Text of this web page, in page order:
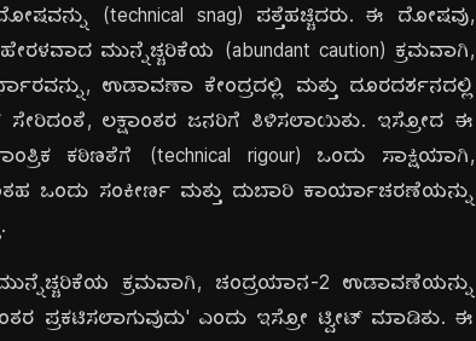
(technical snag) ಪತ್ತೆಹಚ್ಚಿದರು. ಈ ದೋಷವು,
ಹೇರಳವಾದ ಮುನ್ನೆಚ್ಚರಿಕೆಯ (abundant caution) ಕ್ರಮವಾಗಿ,
ಉಡಾವಣಾ ಕೇಂದ್ರದಲ್ಲಿ ಮತ್ತು ದೂರದರ್ಶನದಲ್ಲಿ
ಸೇರಿದಂತೆ, ಲಕ್ಷಾಂತರ ಜನರಿಗೆ ತಿಳಿಸಲಾಯಿತು. ಇಸ್ರೋದ ಈ
ಕಠಿಣತೆಗೆ (technical rigour) ಒಂದು ಸಾಕ್ಷಿಯಾಗಿ,
ಒಂದು ಸಂಕೀರ್ಣ ಮತ್ತು ದುಬಾರಿ ಕಾರ್ಯಾಚರಣೆಯನ್ನು
ಕ್ರಮವಾಗಿ, ಚಂದ್ರಯಾನ-2 ಉಡಾವಣೆಯನ್ನು
ಪ್ರಕಟಿಸಲಾಗುವುದು' ಎಂದು ಇಸ್ರೋ ಟ್ವೀಟ್ ಮಾಡಿತು. ಈ